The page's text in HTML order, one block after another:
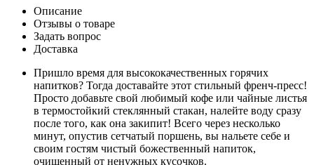
Описание
Отзывы о товаре
Задать вопрос
Доставка
Пришло время для высококачественных горячих
напитков? Тогда доставайте этот стильный френч-пресс!
Просто добавьте свой любимый кофе или чайные листья
в термостойкий стеклянный стакан, налейте воду сразу
после того, как она закипит! Всего через несколько
минут, опустив сетчатый поршень, вы нальете себе и
своим гостям чистый божественный напиток,
очищенный от ненужных кусочков.